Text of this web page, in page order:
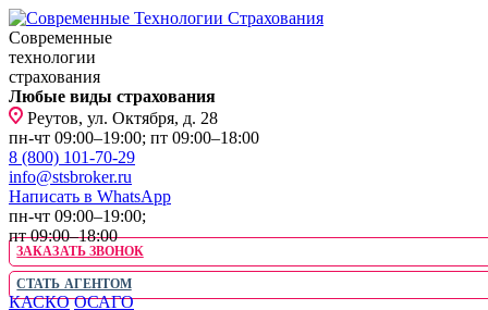
Современные
технологии
страхования
Любые виды страхования
Реутов, ул. Октября, д. 28
пн-чт 09:00–19:00; пт 09:00–18:00
8 (800) 101-70-29
info@stsbroker.ru
Написать в WhatsApp
пн-чт 09:00–19:00;
пт 09:00–18:00
ЗАКАЗАТЬ ЗВОНОК
СТАТЬ АГЕНТОМ
КАСКО ОСАГО